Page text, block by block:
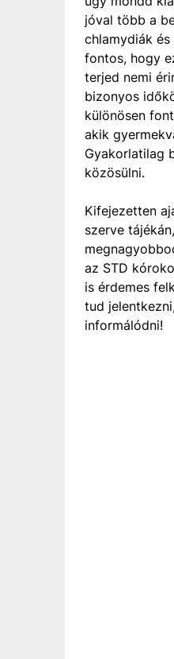
jóval több a
chlamydiák
fontos, hogy
terjed nemi
bizonyos
különösen
akik
Gyakorlatilag
közösülni.
Kifejezetten
szerve
az STD
is érdemes
tud
informálódni!